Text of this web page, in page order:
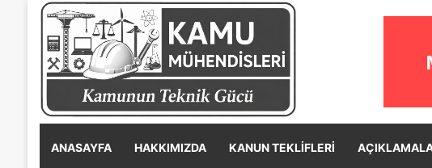
ANASAYFA HAKKIMIZDA KANUN TEKLIFLERI